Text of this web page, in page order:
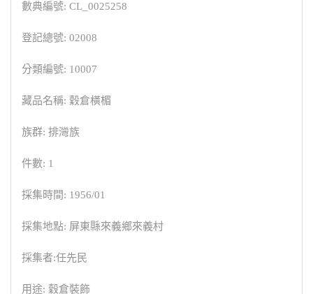
數典編號: CL_0025258
登記總號: 02008
分類編號: 10007
藏品名稱: 穀倉橫楣
族群: 排灣族
件數: 1
採集時間: 1956/01
採集地點: 屏東縣來義鄉來義村
採集者:任先民
用途: 穀倉裝飾